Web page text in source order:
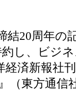
結20周年の
し、ビジ
経済新報
（東方通信